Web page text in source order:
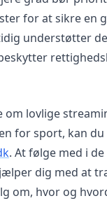
for at sikre en
understøtter
om lovlige
for sport, kan
. At følge med i
dig med at
om, hvor og